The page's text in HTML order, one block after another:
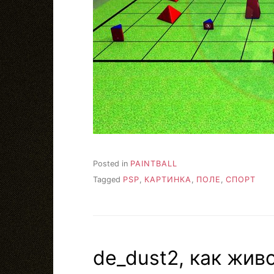
Posted in PAINTBALL
Tagged PSP, КАРТИНКА, ПОЛЕ , СПОРТ
de_dust2, как